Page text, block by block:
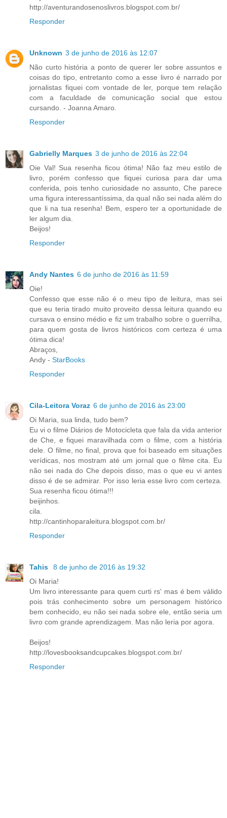
http://aventurandosenoslivros.blogspot.com.br/
Responder
Unknown 3 de junho de 2016 às 12:07
Não curto história a ponto de querer ler sobre assuntos e
coisas do tipo, entretanto como a esse livro é narrado por
jornalistas fiquei com vontade de ler, porque tem relação
com a faculdade de comunicação social que estou
cursando. - Joanna Amaro.
Responder
Gabrielly Marques 3 de junho de 2016 às 22:04
Oie Val! Sua resenha ficou ótima! Não faz meu estilo de
livro, porém confesso que fiquei curiosa para dar uma
conferida, pois tenho curiosidade no assunto, Che parece
uma figura interessantíssima, da qual não sei nada além do
que li na tua resenha! Bem, espero ter a oportunidade de
ler algum dia.
Beijos!
Responder
Andy Nantes 6 de junho de 2016 às 11:59
Oie!
Confesso que esse não é o meu tipo de leitura, mas sei
que eu teria tirado muito proveito dessa leitura quando eu
cursava o ensino médio e fiz um trabalho sobre o guerrilha,
para quem gosta de livros históricos com certeza é uma
ótima dica!
Abraços,
Andy - StarBooks
Responder
Cila-Leitora Voraz 6 de junho de 2016 às 23:00
Oi Maria, sua linda, tudo bem?
Eu vi o filme Diários de Motocicleta que fala da vida anterior
de Che, e fiquei maravilhada com o filme, com a história
dele. O filme, no final, prova que foi baseado em situações
verídicas, nos mostram até um jornal que o filme cita. Eu
não sei nada do Che depois disso, mas o que eu vi antes
disso é de se admirar. Por isso leria esse livro com certeza.
Sua resenha ficou ótima!!!
beijinhos.
cila.
http://cantinhoparaleitura.blogspot.com.br/
Responder
Tahis
8 de junho de 2016 às 19:32
Oi Maria!
Um livro interessante para quem curti rs' mas é bem válido
pois trás conhecimento sobre um personagem histórico
bem conhecido, eu não sei nada sobre ele, então seria um
livro com grande aprendizagem. Mas não leria por agora.
Beijos!
http://lovesbooksandcupcakes.blogspot.com.br/
Responder